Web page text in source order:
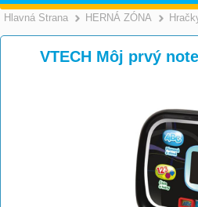
Hlavná Strana >
HERNÁ ZÓNA
VTECH Môj prvý